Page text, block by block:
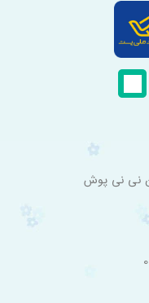
نی نی پوش